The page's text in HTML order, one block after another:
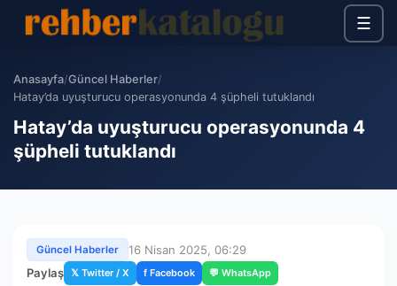
☰
Anasayfa/Güncel Haberler/
Hatay’da uyuşturucu operasyonunda 4 şüpheli tutuklandı
Hatay’da uyuşturucu operasyonunda 4
şüpheli tutuklandı
Güncel Haberler
16 Nisan 2025, 06:29
Paylaş 𝕏 Twitter / X f Facebook 💬 WhatsApp